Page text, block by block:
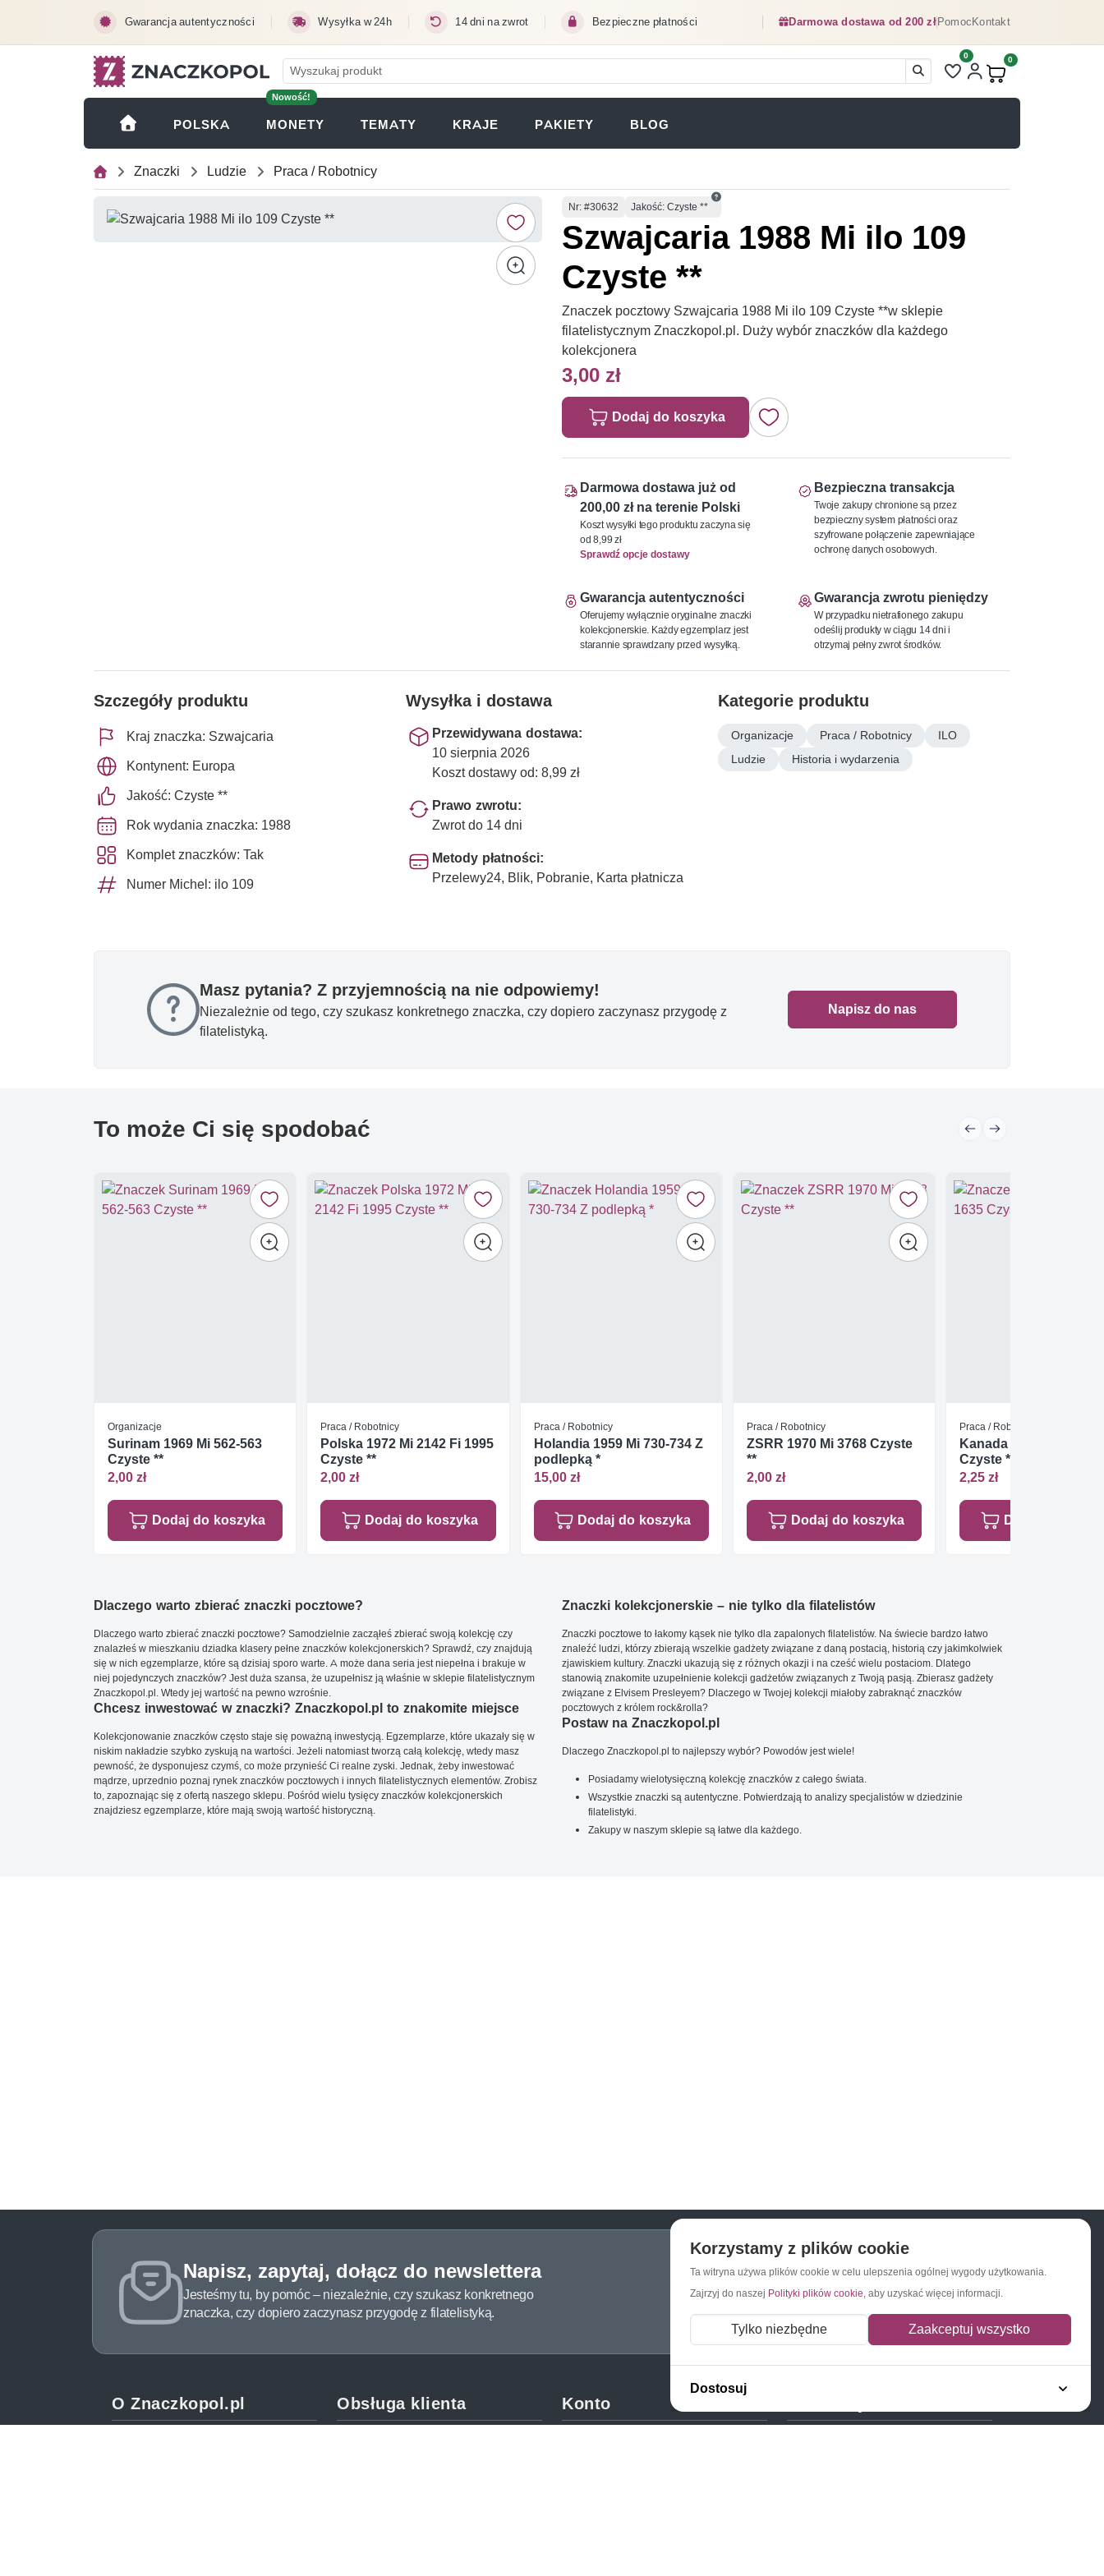
Gwarancja autentyczności Wysyłka w 24h 14 dni na zwrot Bezpieczne płatności Darmowa dostawa od 200 złPomocKontakt
Liczba pozycji na liście
0
Produkty w koszyku:
0
POLSKA
Nowość!
MONETY (OTWIERA SIĘ W NOWEJ KARCIE)
TEMATY KRAJE PAKIETY BLOG
Znaczki Ludzie Praca / Robotnicy
Numer
Nr: #30632 Jakość: Czyste **
Szwajcaria 1988 Mi ilo 109
Czyste **
Znaczek pocztowy Szwajcaria 1988 Mi ilo 109 Czyste **w sklepie
filatelistycznym Znaczkopol.pl. Duży wybór znaczków dla każdego
kolekcjonera
3,00 zł
Dodaj do koszyka
Darmowa dostawa już od
200,00 zł na terenie Polski
Koszt wysyłki tego produktu zaczyna się
od 8,99 zł
Sprawdź opcje dostawy
Bezpieczna transakcja
Twoje zakupy chronione są przez
bezpieczny system płatności oraz
szyfrowane połączenie zapewniające
ochronę danych osobowych.
Gwarancja autentyczności
Oferujemy wyłącznie oryginalne znaczki
kolekcjonerskie. Każdy egzemplarz jest
starannie sprawdzany przed wysyłką.
Gwarancja zwrotu pieniędzy
W przypadku nietrafionego zakupu
odeślij produkty w ciągu 14 dni i
otrzymaj pełny zwrot środków.
Szczegóły produktu
Kraj znaczka: Szwajcaria
Kontynent: Europa
Jakość: Czyste **
Rok wydania znaczka: 1988
Komplet znaczków: Tak
Numer Michel: ilo 109
Wysyłka i dostawa
Przewidywana dostawa:
10 sierpnia 2026
Koszt dostawy od: 8,99 zł
Prawo zwrotu:
Zwrot do 14 dni
Metody płatności:
Przelewy24, Blik, Pobranie, Karta płatnicza
Kategorie produktu
Organizacje Praca / Robotnicy
ILO
Ludzie
Historia i wydarzenia
Masz pytania? Z przyjemnością na nie odpowiemy!
Niezależnie od tego, czy szukasz konkretnego znaczka, czy dopiero zaczynasz przygodę z
filatelistyką.
Napisz do nas
To może Ci się spodobać
Organizacje
Surinam 1969 Mi 562-563
Czyste **
2,00 zł
Dodaj do koszyka
Praca / Robotnicy
Polska 1972 Mi 2142 Fi 1995
Czyste **
2,00 zł
Dodaj do koszyka
Praca / Robotnicy
Holandia 1959 Mi 730-734 Z
podlepką *
15,00 zł
Dodaj do koszyka
Praca / Robotnicy
ZSRR 1970 Mi 3768 Czyste
**
2,00 zł
Dodaj do koszyka
Praca / Robotnicy
Kanada 1997 Mi 1635
Czyste **
2,25 zł
Dodaj do
Dlaczego warto zbierać znaczki pocztowe?
Dlaczego warto zbierać znaczki pocztowe? Samodzielnie zacząłeś zbierać swoją kolekcję czy
znalazłeś w mieszkaniu dziadka klasery pełne znaczków kolekcjonerskich? Sprawdź, czy znajdują
się w nich egzemplarze, które są dzisiaj sporo warte. A może dana seria jest niepełna i brakuje w
niej pojedynczych znaczków? Jest duża szansa, że uzupełnisz ją właśnie w sklepie filatelistycznym
Znaczkopol.pl. Wtedy jej wartość na pewno wzrośnie.
Chcesz inwestować w znaczki? Znaczkopol.pl to znakomite miejsce
Kolekcjonowanie znaczków często staje się poważną inwestycją. Egzemplarze, które ukazały się w
niskim nakładzie szybko zyskują na wartości. Jeżeli natomiast tworzą całą kolekcję, wtedy masz
pewność, że dysponujesz czymś, co może przynieść Ci realne zyski. Jednak, żeby inwestować
mądrze, uprzednio poznaj rynek znaczków pocztowych i innych filatelistycznych elementów. Zrobisz
to, zapoznając się z ofertą naszego sklepu. Pośród wielu tysięcy znaczków kolekcjonerskich
znajdziesz egzemplarze, które mają swoją wartość historyczną.
Znaczki kolekcjonerskie – nie tylko dla filatelistów
Znaczki pocztowe to łakomy kąsek nie tylko dla zapalonych filatelistów. Na świecie bardzo łatwo
znaleźć ludzi, którzy zbierają wszelkie gadżety związane z daną postacią, historią czy jakimkolwiek
zjawiskiem kultury. Znaczki ukazują się z różnych okazji i na cześć wielu postaciom. Dlatego
stanowią znakomite uzupełnienie kolekcji gadżetów związanych z Twoją pasją. Zbierasz gadżety
związane z Elvisem Presleyem? Dlaczego w Twojej kolekcji miałoby zabraknąć znaczków
pocztowych z królem rock&rolla?
Postaw na Znaczkopol.pl
Dlaczego Znaczkopol.pl to najlepszy wybór? Powodów jest wiele!
Posiadamy wielotysięczną kolekcję znaczków z całego świata.
Wszystkie znaczki są autentyczne. Potwierdzają to analizy specjalistów w dziedzinie
filatelistyki.
Zakupy w naszym sklepie są łatwe dla każdego.
Napisz, zapytaj, dołącz do newslettera
Jesteśmy tu, by pomóc – niezależnie, czy szukasz konkretnego
znaczka, czy dopiero zaczynasz przygodę z filatelistyką.
Napisz do nas Zapisz się do newslettera
O Znaczkopol.pl Obsługa klienta Konto
Korzystamy z plików cookie
Ta witryna używa plików cookie w celu ulepszenia ogólnej wygody użytkowania.
Zajrzyj do naszej Polityki plików cookie, aby uzyskać więcej informacji.
Tylko niezbędne Zaakceptuj wszystko
Dostosuj